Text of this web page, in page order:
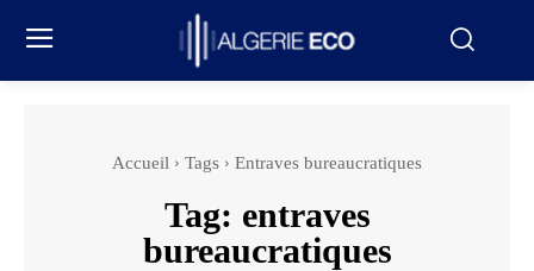
Accueil Tags Entraves bureaucratiques
Tag: entraves
bureaucratiques